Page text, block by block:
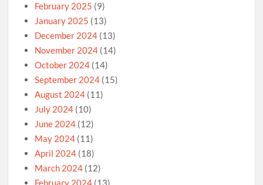
February 2025 (9)
January 2025 (13)
December 2024 (13)
November 2024 (14)
October 2024 (14)
September 2024 (15)
August 2024 (11)
July 2024 (10)
June 2024 (12)
May 2024 (11)
April 2024 (18)
March 2024 (12)